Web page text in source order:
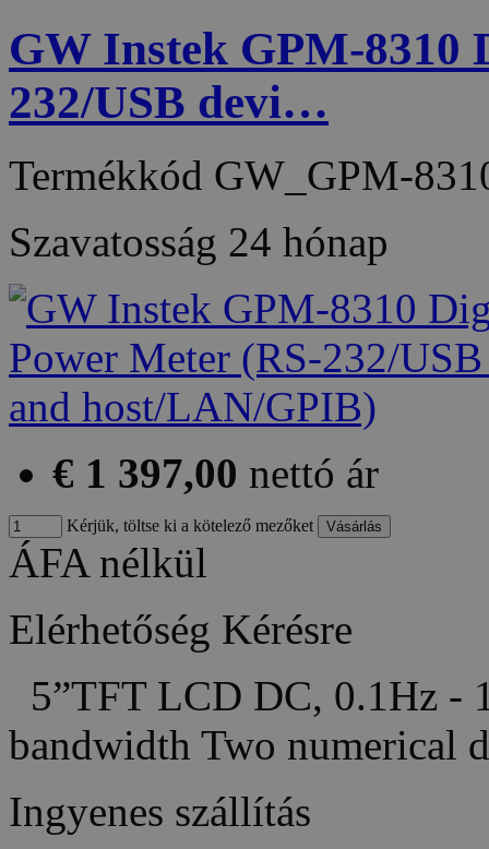
GW Instek GPM-8310
232/USB devi…
Termékkód GW_GPM-
Szavatosság 24 hónap
€ 1 397,00 nettó ár
Kérjük, töltse ki a kötelező mezőket
ÁFA nélkül
Elérhetőség Kérésre
5”TFT LCD DC, 0.1Hz -
bandwidth Two numerical
Ingyenes szállítás